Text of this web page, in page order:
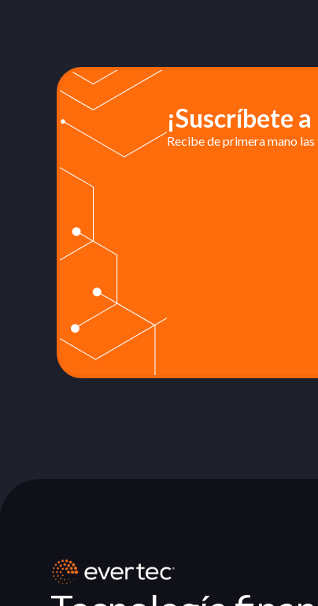
¡Suscríbete
Recibe de primera mano